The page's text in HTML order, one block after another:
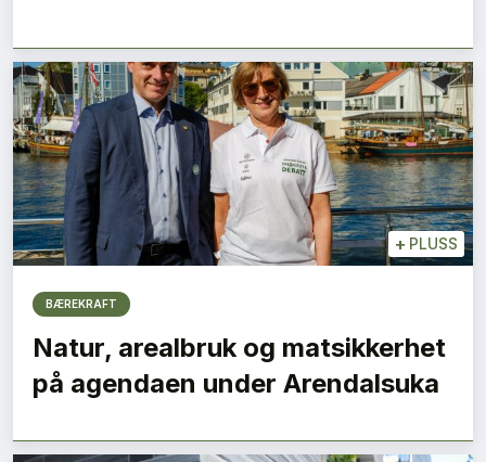
+ PLUSS
BÆREKRAFT
Natur, arealbruk og matsikkerhet
på agendaen under Arendalsuka